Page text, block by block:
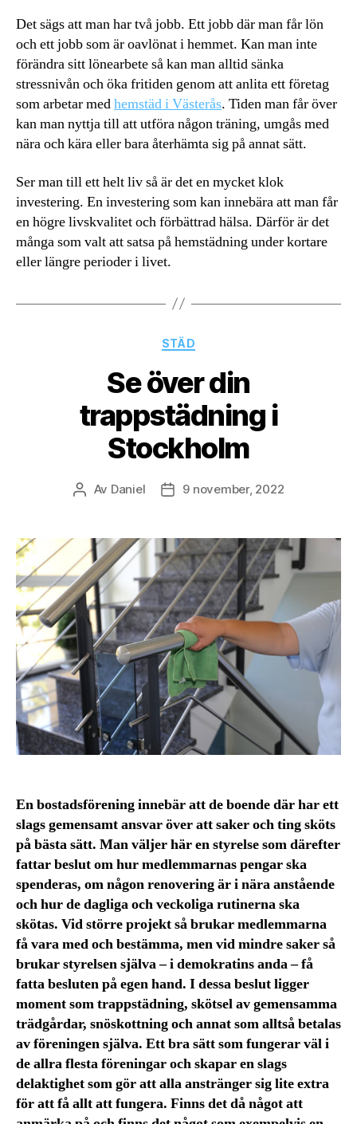
Det sägs att man har två jobb. Ett jobb där man får lön
och ett jobb som är oavlönat i hemmet. Kan man inte
förändra sitt lönearbete så kan man alltid sänka
stressnivån och öka fritiden genom att anlita ett företag
som arbetar medhemstäd i Västerås. Tiden man får över
kan man nyttja till att utföra någon träning, umgås med
nära och kära eller bara återhämta sig på annat sätt.
Ser man till ett helt liv så är det en mycket klok
investering. En investering som kan innebära att man får
en högre livskvalitet och förbättrad hälsa. Därför är det
många som valt att satsa på hemstädning under kortare
eller längre perioder i livet.
Kategorier
STÄD
Se över din
trappstädning i
Stockholm
Inläggsförfattare
Av Daniel Inläggsdatum
9 november, 2022
En bostadsförening innebär att de boende där har ett
slags gemensamt ansvar över att saker och ting sköts
på bästa sätt. Man väljer här en styrelse som därefter
fattar beslut om hur medlemmarnas pengar ska
spenderas, om någon renovering är i nära anstående
och hur de dagliga och veckoliga rutinerna ska
skötas. Vid större projekt så brukar medlemmarna
få vara med och bestämma, men vid mindre saker så
brukar styrelsen själva – i demokratins anda – få
fatta besluten på egen hand. I dessa beslut ligger
moment som trappstädning, skötsel av gemensamma
trädgårdar, snöskottning och annat som alltså betalas
av föreningen själva. Ett bra sätt som fungerar väl i
de allra flesta föreningar och skapar en slags
delaktighet som gör att alla anstränger sig lite extra
för att få allt att fungera. Finns det då något att